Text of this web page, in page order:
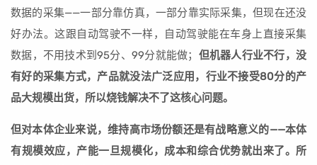
数据的采集——一部分靠仿真，一部分靠实际采集，但现在还没
好办法。这跟自动驾驶不一样，自动驾驶能在车身上直接采集
数据，不用技术到95分、99分就能做； 但机器人行业不行，没
有好的采集方式，产品就没法广泛应用，行业不接受80分的产
品大规模出货，所以烧钱解决不了这核心问题。
但对本体企业来说，维持高市场份额还是有战略意义的——本体
有规模效应，产能一旦规模化，成本和综合优势就出来了。所